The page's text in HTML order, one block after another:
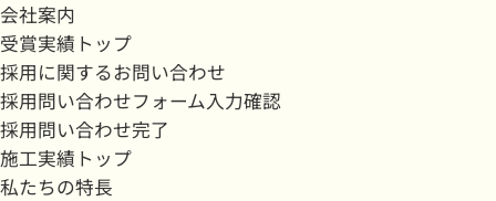
会社案内
受賞実績トップ
採用に関するお問い合わせ
採用問い合わせフォーム入力確認
採用問い合わせ完了
施工実績トップ
私たちの特長